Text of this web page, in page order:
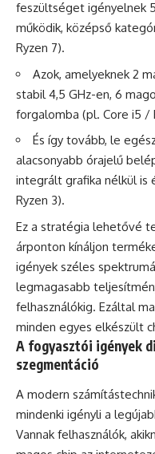
feszültséget igényelnek
működik, középső
Ryzen 7).
Azok, amelyeknek 2
stabil 4,5 GHz-en, 6
forgalomba (pl. Core i5 /
És így tovább, le
alacsonyabb órajelű
integrált grafika nélkül is
Ryzen 3).
Ez a stratégia lehetővé
árponton kínáljon
igények széles
legmagasabb
felhasználókig. Ezáltal
minden egyes elkészült
A fogyasztói igények
szegmentáció
A modern
mindenki igényli a
Vannak felhasználók,